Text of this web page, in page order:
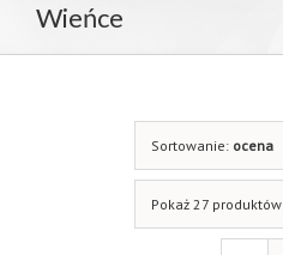
Wieńce
Sortowanie: ocena
Pokaż 27 produktów